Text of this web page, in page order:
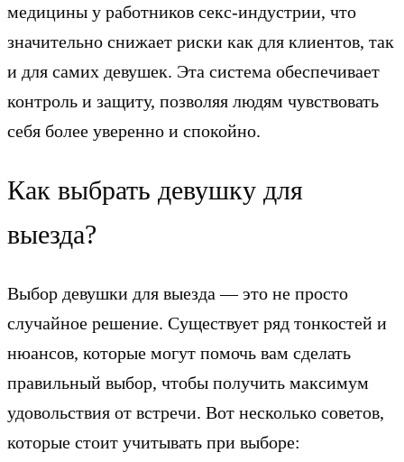
медицины у работников секс-индустрии, что
значительно снижает риски как для клиентов, так
и для самих девушек. Эта система обеспечивает
контроль и защиту, позволяя людям чувствовать
себя более уверенно и спокойно.
Как выбрать девушку для
выезда?
Выбор девушки для выезда — это не просто
случайное решение. Существует ряд тонкостей и
нюансов, которые могут помочь вам сделать
правильный выбор, чтобы получить максимум
удовольствия от встречи. Вот несколько советов,
которые стоит учитывать при выборе: